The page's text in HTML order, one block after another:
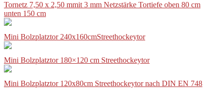
Tornetz 7,50 x 2,50 mmit 3 mm Netzstärke Tortiefe oben 80 cm
unten 150 cm
Mini Bolzplatztor 240x160cmStreethockeytor
Mini Bolzplatztor 180×120 cm Streethockeytor
Mini Bolzplatztor 120x80cm Streethockeytor nach DIN EN 748